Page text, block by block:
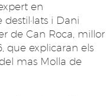
en
i Dani
de Can Roca, millor
que explicaran els
mas Molla de